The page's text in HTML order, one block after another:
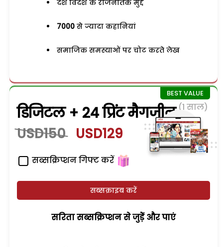
देश विदेश के राजनैतिक मुद्दे
7000 से ज्यादा कहानियां
समाजिक समस्याओं पर चोट करते लेख
डिजिटल + 24 प्रिंट मैगजीन (1 साल)
USD150 USD129
सब्सक्रिप्शन गिफ्ट करें
सब्सक्राइब करें
सरिता सब्सक्रिप्शन से जुड़ेें और पाएं